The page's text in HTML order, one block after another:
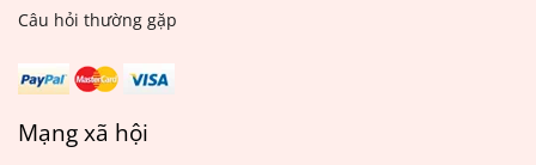
Câu hỏi thường gặp
Mạng xã hội